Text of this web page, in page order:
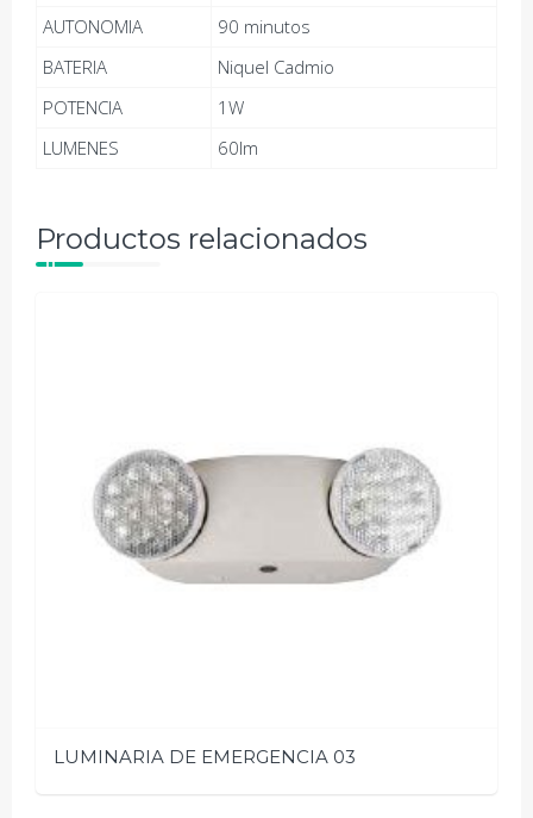
AUTONOMIA
90 minutos
BATERIA
Niquel Cadmio
POTENCIA
1W
LUMENES
60lm
Productos relacionados
LUMINARIA DE EMERGENCIA 03